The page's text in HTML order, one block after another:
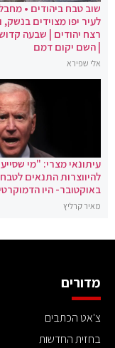
שוב טבח ביהודים •
לעיר יפו מצוידים
רצח יהודים | שבעה
| השם יקום דמם
אלי שפירא
עיתונאי מצרי: "מי שסייע
להיווצרות התנאים
באוקטובר- היו
מאיר קרליץ
מדורים
צ'אט הכתבים
בחזית החדשות